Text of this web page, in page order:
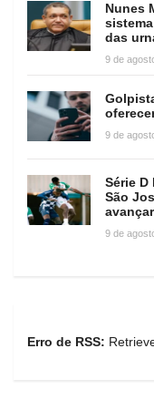
Nunes
das
9 de
9 de
Série D
São
9 de
Erro de RSS: